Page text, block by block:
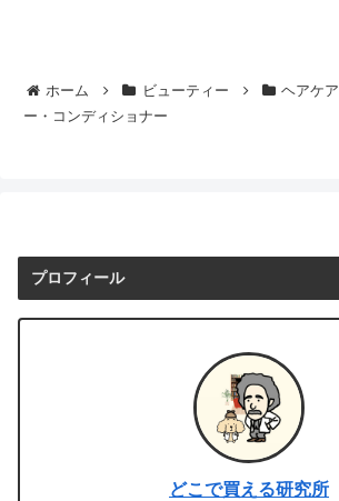
ホーム ビューティー ヘアケア
ー・コンディショナー
プロフィール
どこで買える研究所